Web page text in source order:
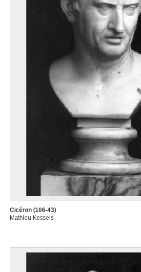
Cicéron (106-43)
Mathieu Kessels